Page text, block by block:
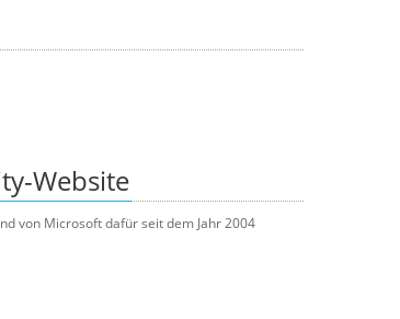
Website
von Microsoft dafür seit dem Jahr 2004